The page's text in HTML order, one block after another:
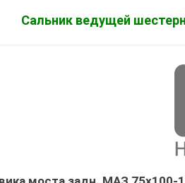
Сальник ведущей